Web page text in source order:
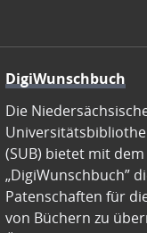
DigiWunschbuch
Die
(SUB) bietet mit dem
„DigiWunschbuch”
Patenschaften für
von Büchern zu